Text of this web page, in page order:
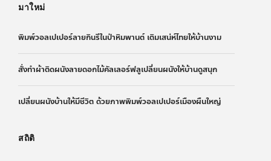
มาใหม่
พิมพ์วอลเปเปอร์ลายกินรีในป่าหิมพานต์ เติมเสน่ห์ไทยให้บ้านงาม
สั่งทำผ้าติดผนังลายดอกไม้คัลเลอร์ฟลูเปลี่ยนผนังให้บ้านดูสนุก
เปลี่ยนผนังบ้านให้มีชีวิต ด้วยภาพพิมพ์วอลเปเปอร์เมืองผืนใหญ่
สถิติ